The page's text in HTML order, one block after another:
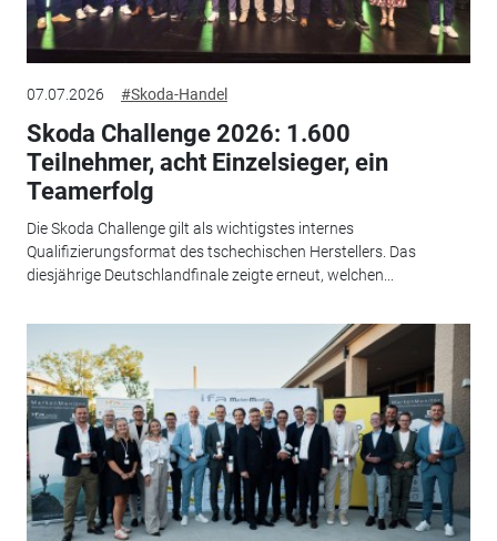
07.07.2026 #Skoda-Handel
Skoda Challenge 2026: 1.600
Teilnehmer, acht Einzelsieger, ein
Teamerfolg
Die Skoda Challenge gilt als wichtigstes internes
Qualifizierungsformat des tschechischen Herstellers. Das
diesjährige Deutschlandfinale zeigte erneut, welchen...